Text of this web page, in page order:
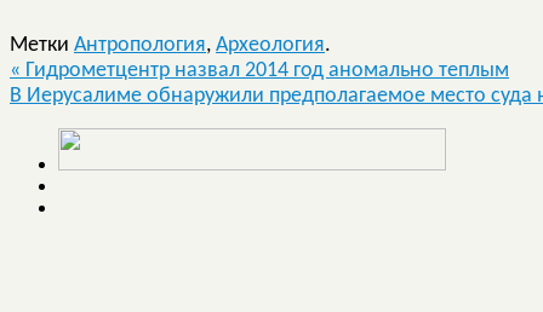
Метки Антропология, Археология.
« Гидрометцентр назвал 2014 год аномально теплым
В Иерусалиме обнаружили предполагаемое место суда